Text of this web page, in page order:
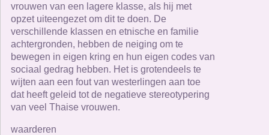
vrouwen van een lagere klasse, als hij met
opzet uiteengezet om dit te doen. De
verschillende klassen en etnische en familie
achtergronden, hebben de neiging om te
bewegen in eigen kring en hun eigen codes van
sociaal gedrag hebben. Het is grotendeels te
wijten aan een fout van westerlingen aan toe
dat heeft geleid tot de negatieve stereotypering
van veel Thaise vrouwen.
waarderen